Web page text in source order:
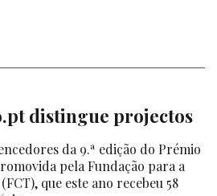
distingue projectos
da 9.ª edição do Prémio
pela Fundação para a
que este ano recebeu 58